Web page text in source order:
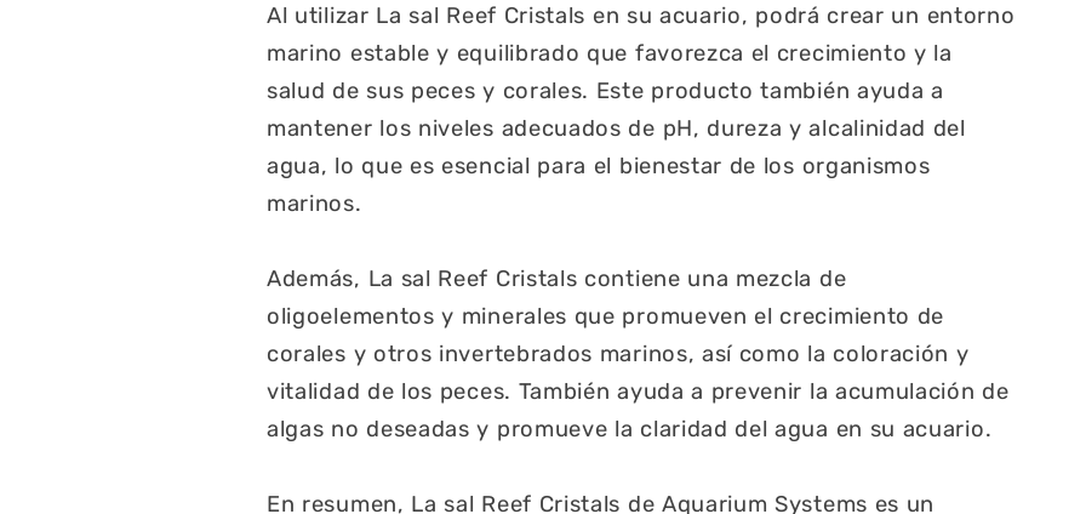
Al utilizar La sal Reef Cristals en su acuario, podrá crear un entorno
marino estable y equilibrado que favorezca el crecimiento y la
salud de sus peces y corales. Este producto también ayuda a
mantener los niveles adecuados de pH, dureza y alcalinidad del
agua, lo que es esencial para el bienestar de los organismos
marinos.
Además, La sal Reef Cristals contiene una mezcla de
oligoelementos y minerales que promueven el crecimiento de
corales y otros invertebrados marinos, así como la coloración y
vitalidad de los peces. También ayuda a prevenir la acumulación de
algas no deseadas y promueve la claridad del agua en su acuario.
En resumen, La sal Reef Cristals de Aquarium Systems es un